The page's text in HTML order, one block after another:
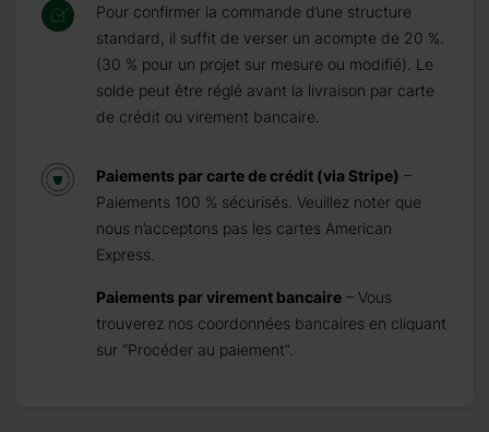
Pour confirmer la commande d’une structure
standard, il suffit de verser un acompte de 20 %.
(30 % pour un projet sur mesure ou modifié). Le
solde peut être réglé avant la livraison par carte
de crédit ou virement bancaire.
Paiements par carte de crédit (via Stripe) –
Paiements 100 % sécurisés. Veuillez noter que
nous n’acceptons pas les cartes American
Express.
Paiements par virement bancaire – Vous
trouverez nos coordonnées bancaires en cliquant
sur “Procéder au paiement”.